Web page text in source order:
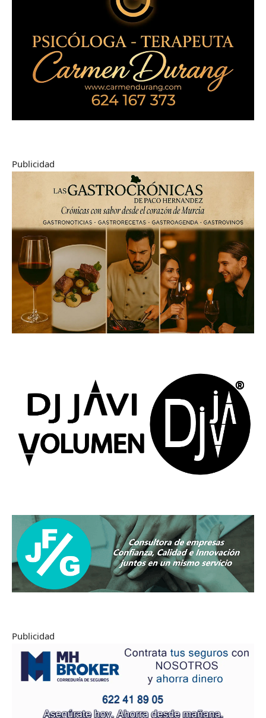
Publicidad
Publicidad